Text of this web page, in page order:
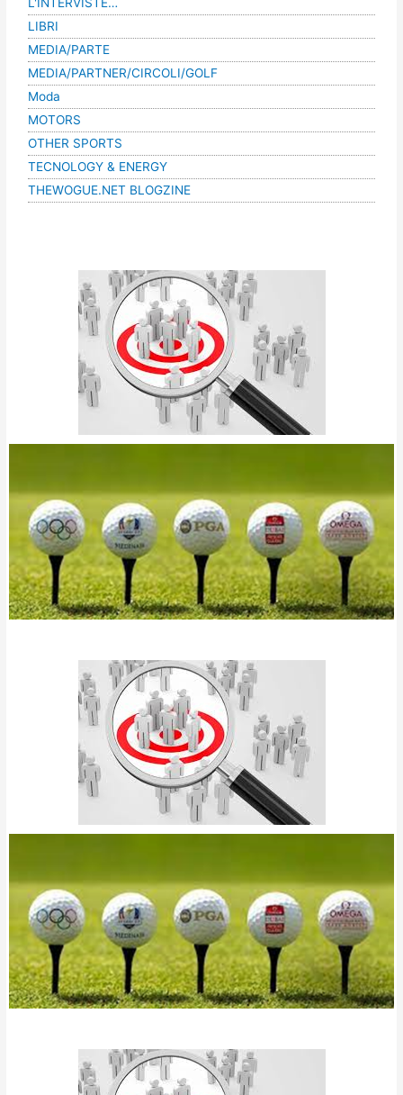
LIBRI
MEDIA/PARTE
MEDIA/PARTNER/CIRCOLI/GOLF
Moda
MOTORS
OTHER SPORTS
TECNOLOGY & ENERGY
THEWOGUE.NET BLOGZINE